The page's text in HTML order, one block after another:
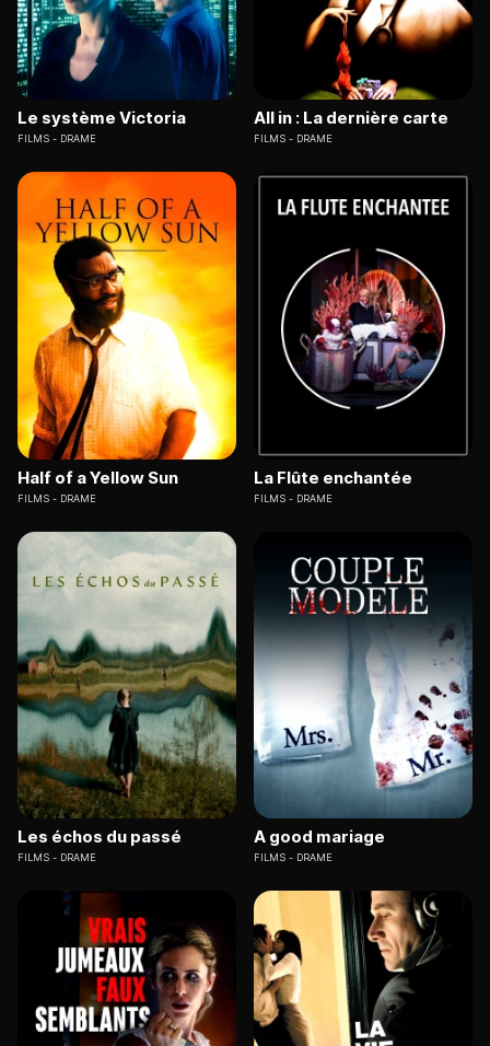
Le système Victoria
FILMS DRAME
All in : La dernière carte
FILMS DRAME
Half of a Yellow Sun
FILMS DRAME
La Flûte enchantée
FILMS DRAME
Les échos du passé
FILMS DRAME
A good mariage
FILMS DRAME